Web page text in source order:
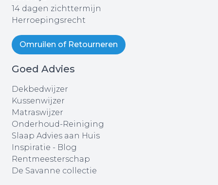
14 dagen zichttermijn
Herroepingsrecht
Omruilen of Retourneren
Goed Advies
Dekbedwijzer
Kussenwijzer
Matraswijzer
Onderhoud-Reiniging
Slaap Advies aan Huis
Inspiratie - Blog
Rentmeesterschap
De Savanne collectie